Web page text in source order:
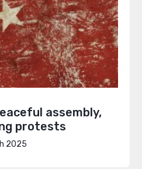
assembly,
protests
2025